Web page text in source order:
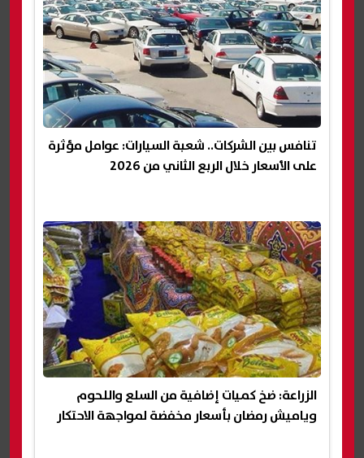
تنافس بين الشركات.. شعبة السيارات: عوامل مؤثرة
على الأسعار خلال الربع الثاني من 2026
الزراعة: ضخ كميات إضافية من السلع واللحوم
وياميش رمضان بأسعار مخفضة لمواجهة الاحتكار